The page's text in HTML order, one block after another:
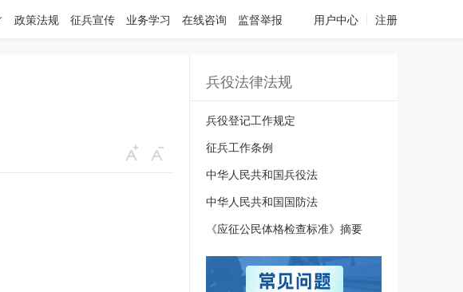
政策法规 征兵宣传 业务学习 在线咨询 监督举报 用户中心 注册
兵役法律法规
兵役登记工作规定
征兵工作条例
中华人民共和国兵役法
中华人民共和国国防法
《应征公民体格检查标准》摘要